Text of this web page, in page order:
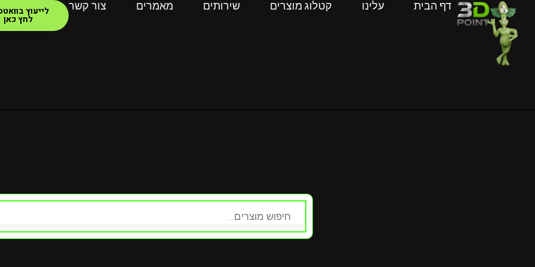
דף הבית עלינו קטלוג מוצרים שירותים מאמרים צור קשר לייעוץ
לחץ כאן